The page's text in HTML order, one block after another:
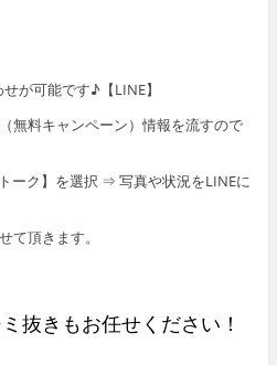
が可能です♪【LINE】
無料キャンペーン）情報を流すので
ーク】を選択 ⇒ 写真や状況をLINEに
て頂きます。
抜きもお任せください！